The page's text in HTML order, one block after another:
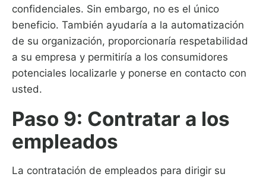
confidenciales. Sin embargo, no es el único
beneficio. También ayudaría a la automatización
de su organización, proporcionaría respetabilidad
a su empresa y permitiría a los consumidores
potenciales localizarle y ponerse en contacto con
usted.
Paso 9: Contratar a los
empleados
La contratación de empleados para dirigir su